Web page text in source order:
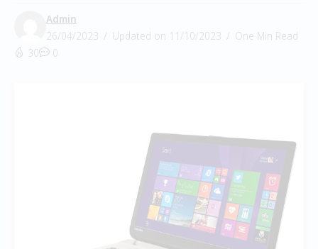
Admin
26/04/2023
Updated on 11/10/2023
One Min Read
30
0